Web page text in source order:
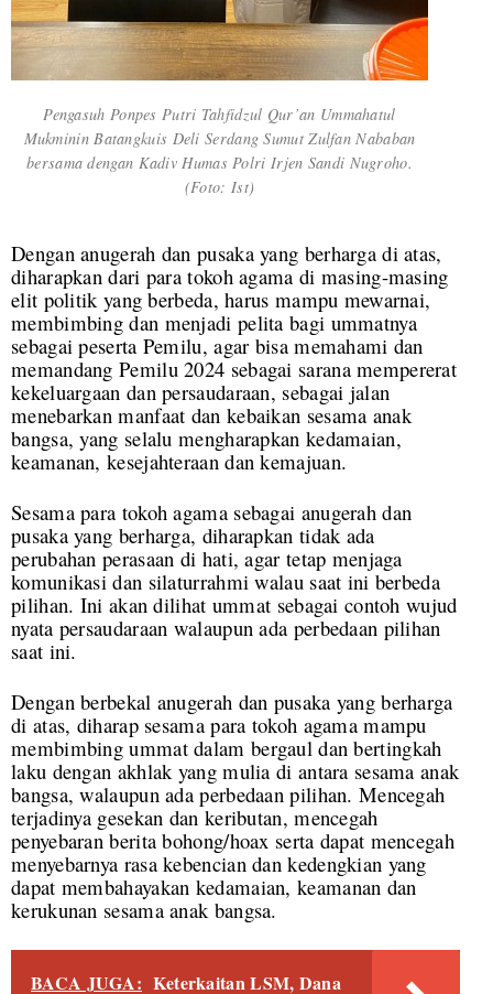
Pengasuh Ponpes Putri Tahfidzul Qur’an Ummahatul
Mukminin Batangkuis Deli Serdang Sumut Zulfan Nababan
bersama dengan Kadiv Humas Polri Irjen Sandi Nugroho.
(Foto: Ist)
Dengan anugerah dan pusaka yang berharga di atas,
diharapkan dari para tokoh agama di masing-masing
elit politik yang berbeda, harus mampu mewarnai,
membimbing dan menjadi pelita bagi ummatnya
sebagai peserta Pemilu, agar bisa memahami dan
memandang Pemilu 2024 sebagai sarana mempererat
kekeluargaan dan persaudaraan, sebagai jalan
menebarkan manfaat dan kebaikan sesama anak
bangsa, yang selalu mengharapkan kedamaian,
keamanan, kesejahteraan dan kemajuan.
Sesama para tokoh agama sebagai anugerah dan
pusaka yang berharga, diharapkan tidak ada
perubahan perasaan di hati, agar tetap menjaga
komunikasi dan silaturrahmi walau saat ini berbeda
pilihan. Ini akan dilihat ummat sebagai contoh wujud
nyata persaudaraan walaupun ada perbedaan pilihan
saat ini.
Dengan berbekal anugerah dan pusaka yang berharga
di atas, diharap sesama para tokoh agama mampu
membimbing ummat dalam bergaul dan bertingkah
laku dengan akhlak yang mulia di antara sesama anak
bangsa, walaupun ada perbedaan pilihan. Mencegah
terjadinya gesekan dan keributan, mencegah
penyebaran berita bohong/hoax serta dapat mencegah
menyebarnya rasa kebencian dan kedengkian yang
dapat membahayakan kedamaian, keamanan dan
kerukunan sesama anak bangsa.
BACA JUGA: Keterkaitan LSM, Dana